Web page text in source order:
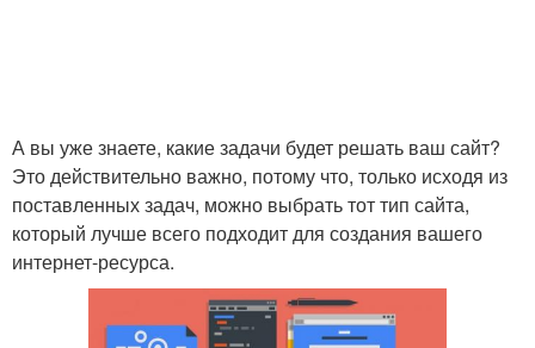
А вы уже знаете, какие задачи будет решать ваш сайт?
Это действительно важно, потому что, только исходя из
поставленных задач, можно выбрать тот тип сайта,
который лучше всего подходит для создания вашего
интернет-ресурса.